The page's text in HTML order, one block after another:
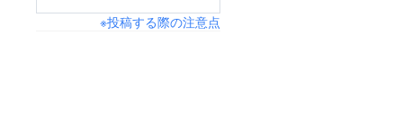
※投稿する際の注意点